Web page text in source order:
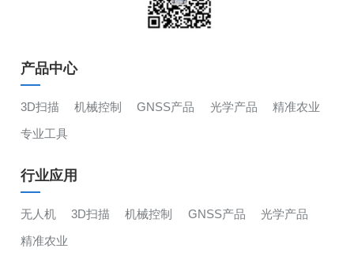
产品中心
3D扫描 机械控制 GNSS产品 光学产品 精准农业
专业工具
行业应用
无人机 3D扫描 机械控制 GNSS产品 光学产品
精准农业